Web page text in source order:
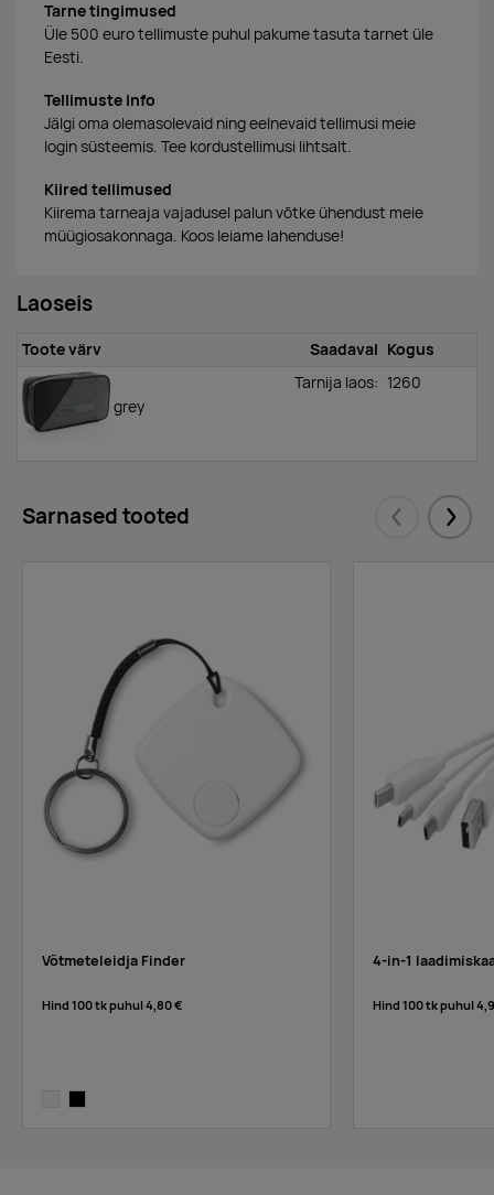
Tarne tingimused
Üle 500 euro tellimuste puhul pakume tasuta tarnet üle
Eesti.
Tellimuste info
Jälgi oma olemasolevaid ning eelnevaid tellimusi meie
login süsteemis. Tee kordustellimusi lihtsalt.
Kiired tellimused
Kiirema tarneaja vajadusel palun võtke ühendust meie
müügiosakonnaga. Koos leiame lahenduse!
Laoseis
Toote värv Saadaval Kogus
grey
Tarnija laos: 1260
Sarnased tooted Eelmised
Võtmeteleidja Finder
Hind 100 tk puhul4,80 €
4-in-1
Hind 100 tk puhul